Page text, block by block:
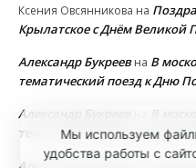
Ксения Овсянникова на
Крылатское с Днём Великой
Александр Букреевна В
тематический поезд к Дню
Александр Букреев
В
тематический поезд к Дню
Мы используем
удобства работы с